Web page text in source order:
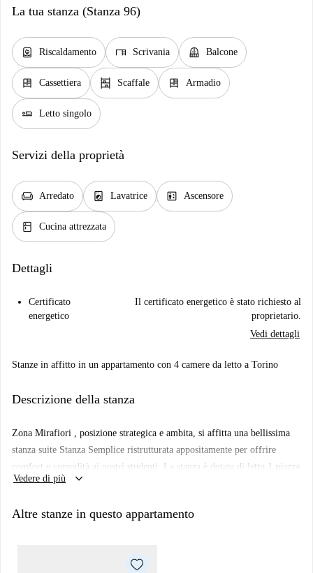
La tua stanza (Stanza 96)
water_heater Riscaldamento desk Scrivania balcony Balcone
dresser Cassettiera shelves Scaffale dresser Armadio
airline_seat_flat Letto singolo
Servizi della proprietà
chair Arredato local_laundry_service Lavatrice elevator Ascensore
kitchen Cucina attrezzata
Dettagli
Certificato
energetico
Il certificato energetico è stato richiesto al
proprietario.
Vedi dettagli
Stanze in affitto in un appartamento con 4 camere da letto a Torino
Descrizione della stanza
Zona Mirafiori , posizione strategica e ambita, si affitta una bellissima
stanza suite Stanza Semplice ristrutturata appositamente per offrire
comfort e comodità ai nostri studenti. La stanza è dotata di letto 1 piazza
e mezza, armadio 3 ante, scrivania con cassettiera, portaoggetti,
delle pareti favoriscono il buon umore e aiutano nello studio.
Vedere di più keyboard_arrow_down
Altre stanze in questo appartamento